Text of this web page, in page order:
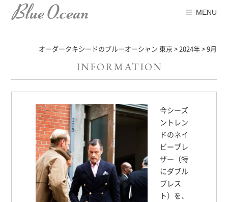
MENU
オーダータキシードのブルーオーシャン 東京 >2024年>9月
INFORMATION
今シーズ
ントレン
ドのネイ
ビーブレ
ザー（特
にダブル
ブレス
ト）を、